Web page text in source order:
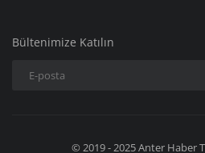
Bültenimize Katılın
© 2019 - 2025 Anter Haber